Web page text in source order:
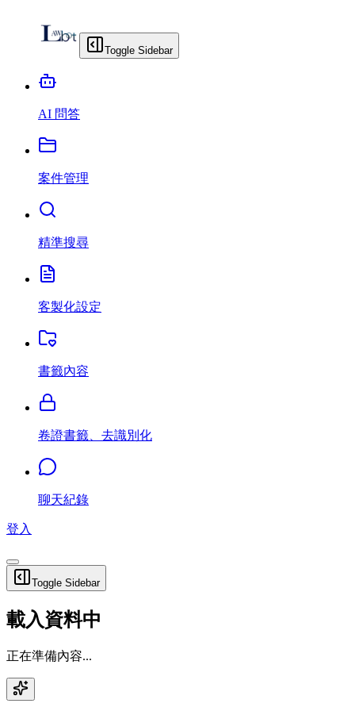
Toggle Sidebar
AI 問答
案件管理
精準搜尋
客製化設定
書籤內容
卷證書籤、去識別化
聊天紀錄
登入
Toggle Sidebar
載入資料中
正在準備內容...